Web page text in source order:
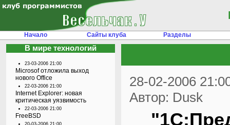
Начало Сайты клуба Разделы
В мире технологий
23-03-2006 21:00
Microsof отложила выход
нового Office
22-03-2006 21:00
Internet Explorer: новая
критическая уязвимость
22-03-2006 21:00
FreeBSD
20-03-2006 21:00
28-02-2006
Автор: Dusk